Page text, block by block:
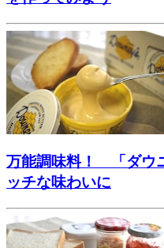
万能調味料！ 「ダウ
ッチな味わいに